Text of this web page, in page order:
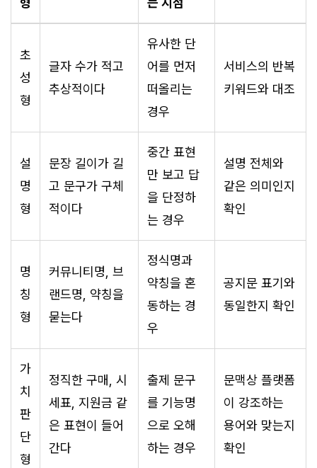
초
성
형
글자 수가 적고
추상적이다
유사한 단
어를 먼저
떠올리는
경우
서비스의 반복
키워드와 대조
설
명
형
문장 길이가 길
고 문구가 구체
적이다
중간 표현
만 보고 답
을 단정하
는 경우
설명 전체와
같은 의미인지
확인
명
칭
형
커뮤니티명, 브
랜드명, 약칭을
묻는다
정식명과
약칭을 혼
동하는 경
우
공지문 표기와
동일한지 확인
가
치
판
단
형
정직한 구매, 시
세표, 지원금 같
은 표현이 들어
간다
출제 문구
를 기능명
으로 오해
하는 경우
문맥상 플랫폼
이 강조하는
용어와 맞는지
확인